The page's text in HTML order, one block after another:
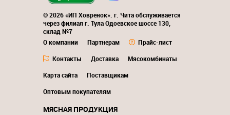
© 2026 «ИП Ховренок». г. Чита обслуживается
через филиал г. Тула Одоевское шоссе 130,
склад №7
О компании
Партнерам
Прайс-лист
Контакты
Доставка
Мясокомбинаты
Карта сайта
Поставщикам
Оптовым покупателям
МЯСНАЯ ПРОДУКЦИЯ